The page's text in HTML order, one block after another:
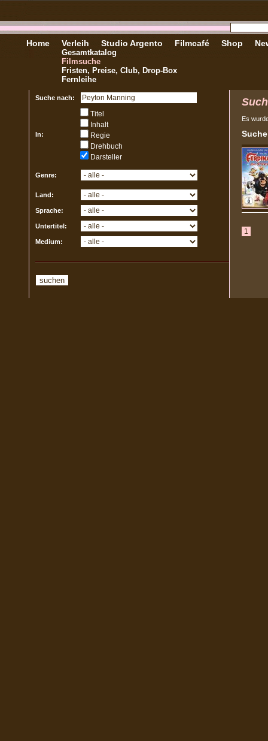
Home Verleih
Gesamtkatalog
Filmsuche
Fristen, Preise, Club, Drop-Box
Fernleihe
Studio Argento Filmcafé Shop
Suche nach:
In:
Titel
Inhalt
Regie
Drehbuch
Darsteller
Genre:
Land:
Sprache:
Untertitel:
Medium:
Es
1